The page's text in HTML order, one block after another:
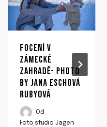
FOCENÍ V
ZÁMECKÉ
ZAHRADĚ- PHOTO
BY JANA ESCHOVÁ
RUBYOVÁ
Od
Foto studio Jagen